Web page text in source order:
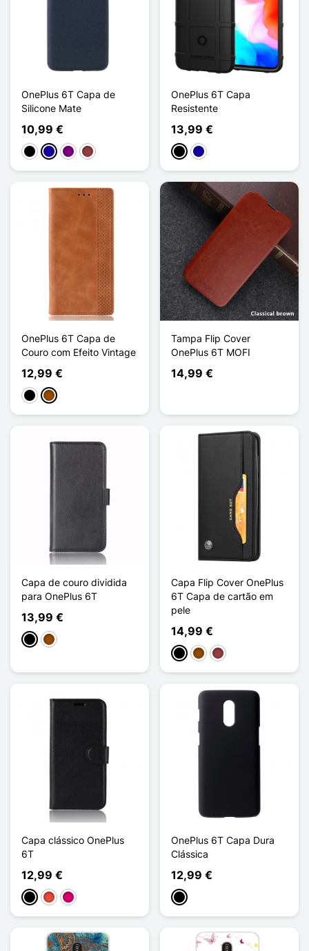
OnePlus 6T Capa de
Silicone Mate
10,99 €
PretoAzul Escuro
PúrpuraVermelho escuro
OnePlus 6T Capa
Resistente
13,99 €
PretoAzul Escuro
OnePlus 6T Capa de
Couro com Efeito Vintage
12,99 €
PretoCastanho
Tampa Flip Cover
OnePlus 6T MOFI
14,99 €
Capa de couro dividida
para OnePlus 6T
13,99 €
PretoCastanho
Capa Flip Cover OnePlus
6T Capa de cartão em
pele
14,99 €
PretoCastanhoVermelho escuro
Capa clássico OnePlus
6T
12,99 €
PretoVermelhoMagenta
OnePlus 6T Capa Dura
Clássica
12,99 €
Preto